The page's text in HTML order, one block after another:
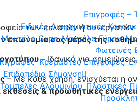
Επιγραφές –
Ειδικές Διαφημιστικές
Μοντέλα Cups Μοντέλα Γύρου
Φωτεινές
Κρεμαστές Επιγραφές
Επιδαπέδια Σήμανση
Ταμπέλες Αλουμινίου Πλαστικές
των πελατών ή
επωνυμία σας μέρος της
– Ιδανικά για
– Με κάθε χρήση, ενισχύεται η
εκθέσεις & προωθητικές